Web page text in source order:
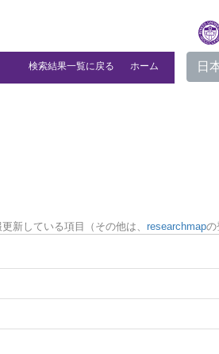
検索結果一覧に戻る ホーム 日
新している項目（その他は、 researchmapの